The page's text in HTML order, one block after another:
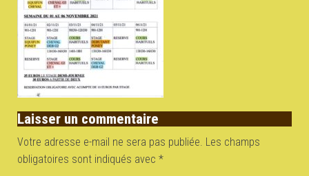
Laisser un commentaire
Votre adresse e-mail ne sera pas publiée. Les champs
obligatoires sont indiqués avec *